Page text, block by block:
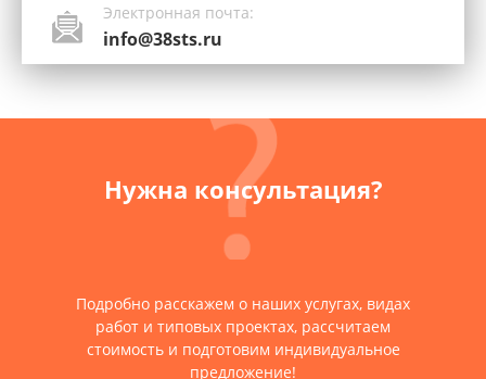
Электронная почта:
info@38sts.ru
Нужна консультация?
Подробно расскажем о наших услугах, видах
работ и типовых проектах, рассчитаем
стоимость и подготовим индивидуальное
предложение!